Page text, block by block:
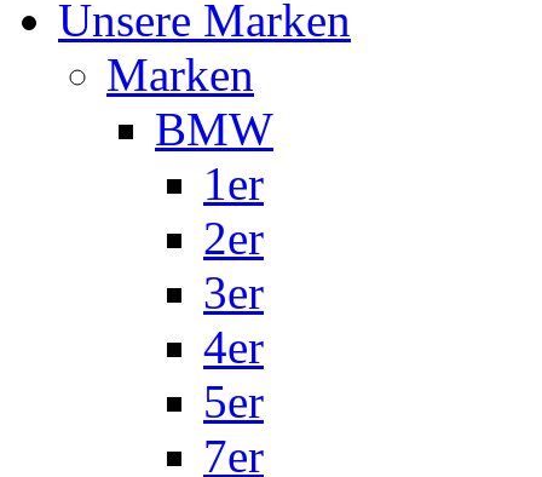
Unsere Marken
Marken
BMW
1er
2er
3er
4er
5er
7er